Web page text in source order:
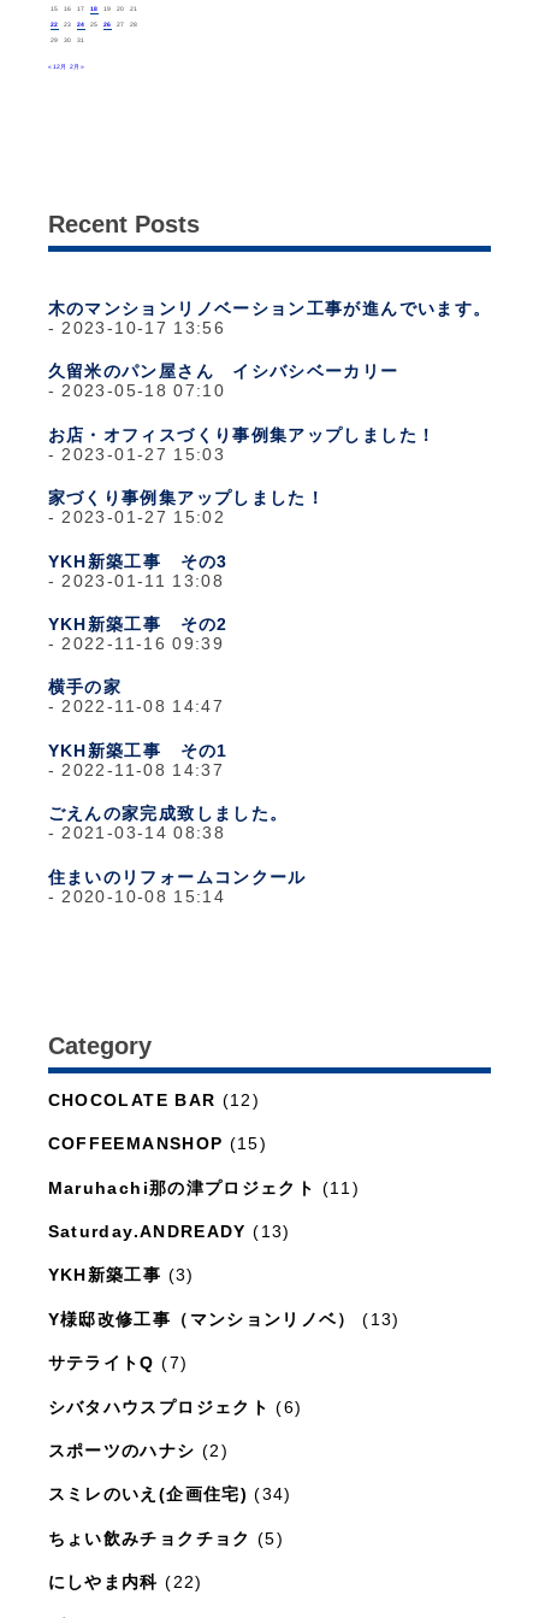
15 16 17 18 19 20 21
22 23 24 25 26 27 28
29 30 31
« 12月 2月 »
Recent Posts
木のマンションリノベーション工事が進んでいます。
2023-10-17 13:56
久留米のパン屋さん イシバシベーカリー
2023-05-18 07:10
お店・オフィスづくり事例集アップしました！
2023-01-27 15:03
家づくり事例集アップしました！
2023-01-27 15:02
YKH新築工事 その3
2023-01-11 13:08
YKH新築工事 その2
2022-11-16 09:39
横手の家
2022-11-08 14:47
YKH新築工事 その1
2022-11-08 14:37
ごえんの家完成致しました。
2021-03-14 08:38
住まいのリフォームコンクール
2020-10-08 15:14
Category
CHOCOLATE BAR (12)
COFFEEMANSHOP (15)
Maruhachi那の津プロジェクト (11)
Saturday.ANDREADY (13)
YKH新築工事 (3)
Y様邸改修工事（マンションリノベ） (13)
サテライトQ (7)
シバタハウスプロジェクト (6)
スポーツのハナシ (2)
スミレのいえ(企画住宅) (34)
ちょい飲みチョクチョク (5)
にしやま内科 (22)